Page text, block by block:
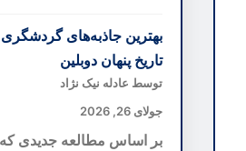
کوچک
تهیه
بال
مرغ
بهترین جاذبه‌های گردشگری
تاریخ پنهان دوبلین
توسط عادله نیک نژاد
جولای 26, 2026
بر اساس مطالعه جدیدی که